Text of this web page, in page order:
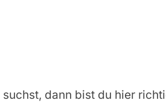
suchst, dann bist du hier